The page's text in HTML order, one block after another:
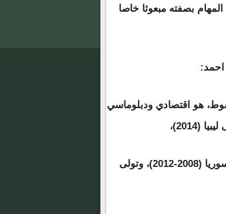
بصفته مبعوثا خاصا
احمد:
العاصمة نواكشوط، هو اقتصادي ودبلوماسي
(2014)،
شغل منصب المنسق المقيم لبرنامج الأمم المتحدة الإنمائي في سوريا (2008-2012)، وتولى